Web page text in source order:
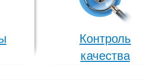
Контроль
качества